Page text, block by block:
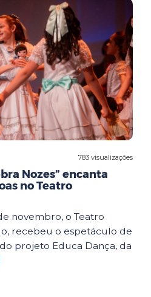
783 visualizações
Nozes” encanta
no Teatro
novembro, o Teatro
recebeu o espetáculo de
projeto Educa Dança, da